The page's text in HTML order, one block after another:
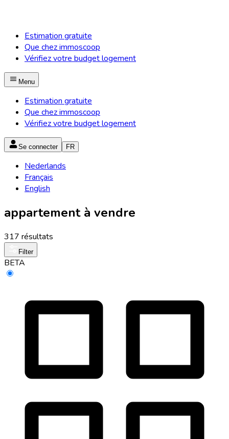
Estimation gratuite
Que chez immoscoop
Vérifiez votre budget logement
Menu
Estimation gratuite
Que chez immoscoop
Vérifiez votre budget logement
Se connecter FR
Nederlands
Français
English
appartement à vendre
317 résultats
Filter
BETA